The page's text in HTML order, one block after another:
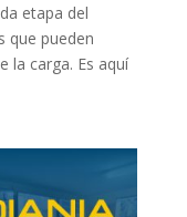
etapa del
que pueden
la carga. Es aquí